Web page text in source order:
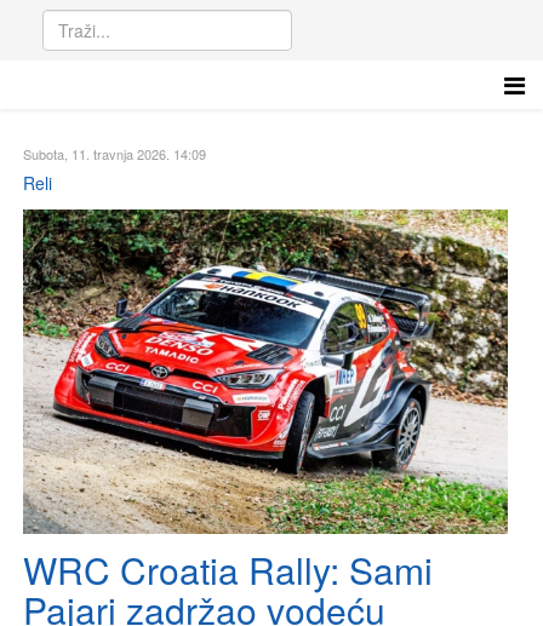
Subota, 11. travnja 2026. 14:09
Reli
WRC Croatia Rally: Sami
Pajari zadržao vodeću